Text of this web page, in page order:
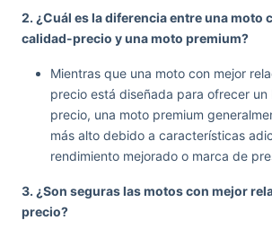
2. ¿Cuál es la diferencia entre una moto
calidad-precio y una moto premium?
Mientras que una moto con mejor
precio está diseñada para ofrecer
precio, una moto premium
más alto debido a características
rendimiento mejorado o marca de
3. ¿Son seguras las motos con mejor
precio?